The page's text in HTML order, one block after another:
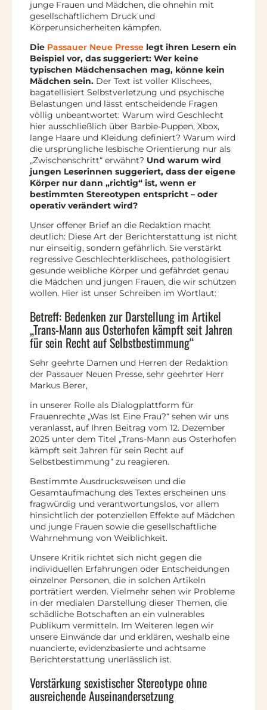
junge Frauen und Mädchen, die ohnehin mit
gesellschaftlichem Druck und
Körperunsicherheiten kämpfen.
Die Passauer Neue Presse legt ihren Lesern ein
Beispiel vor, das suggeriert: Wer keine
typischen Mädchensachen mag, könne kein
Mädchen sein. Der Text ist voller Klischees,
bagatellisiert Selbstverletzung und psychische
Belastungen und lässt entscheidende Fragen
völlig unbeantwortet: Warum wird Geschlecht
hier ausschließlich über Barbie-Puppen, Xbox,
lange Haare und Kleidung definiert? Warum wird
die ursprüngliche lesbische Orientierung nur als
„Zwischenschritt“ erwähnt? Und warum wird
jungen Leserinnen suggeriert, dass der eigene
Körper nur dann „richtig“ ist, wenn er
bestimmten Stereotypen entspricht – oder
operativ verändert wird?
Unser offener Brief an die Redaktion macht
deutlich: Diese Art der Berichterstattung ist nicht
nur einseitig, sondern gefährlich. Sie verstärkt
regressive Geschlechterklischees, pathologisiert
gesunde weibliche Körper und gefährdet genau
die Mädchen und jungen Frauen, die wir schützen
wollen. Hier ist unser Schreiben im Wortlaut:
Betreff: Bedenken zur Darstellung im Artikel
„Trans-Mann aus Osterhofen kämpft seit Jahren
für sein Recht auf Selbstbestimmung“
Sehr geehrte Damen und Herren der Redaktion
der Passauer Neuen Presse, sehr geehrter Herr
Markus Berer,
in unserer Rolle als Dialogplattform für
Frauenrechte „Was Ist Eine Frau?“ sehen wir uns
veranlasst, auf Ihren Beitrag vom 12. Dezember
2025 unter dem Titel „Trans-Mann aus Osterhofen
kämpft seit Jahren für sein Recht auf
Selbstbestimmung“ zu reagieren.
Bestimmte Ausdrucksweisen und die
Gesamtaufmachung des Textes erscheinen uns
fragwürdig und verantwortungslos, vor allem
hinsichtlich der potenziellen Effekte auf Mädchen
und junge Frauen sowie die gesellschaftliche
Wahrnehmung von Weiblichkeit.
Unsere Kritik richtet sich nicht gegen die
individuellen Erfahrungen oder Entscheidungen
einzelner Personen, die in solchen Artikeln
porträtiert werden. Vielmehr sehen wir Probleme
in der medialen Darstellung dieser Themen, die
schädliche Botschaften an ein vulnerables
Publikum vermitteln. Im Weiteren legen wir
unsere Einwände dar und erklären, weshalb eine
nuancierte, evidenzbasierte und achtsame
Berichterstattung unerlässlich ist.
Verstärkung sexistischer Stereotype ohne
ausreichende Auseinandersetzung